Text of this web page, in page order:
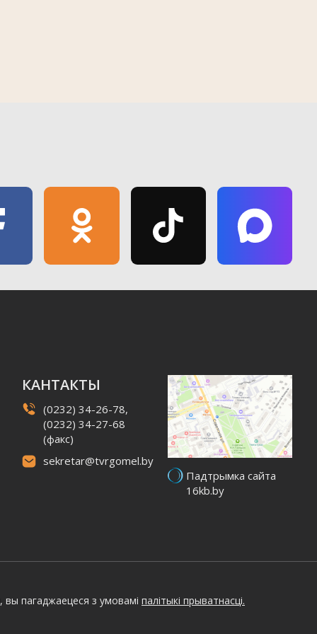
КАНТАКТЫ
(0232) 34-26-78,
(0232) 34-27-68
(факс)
sekretar@tvrgomel.by
Падтрымка сайта
16kb.by
пагаджаецеся з умовамі палітыкі прыватнасці.